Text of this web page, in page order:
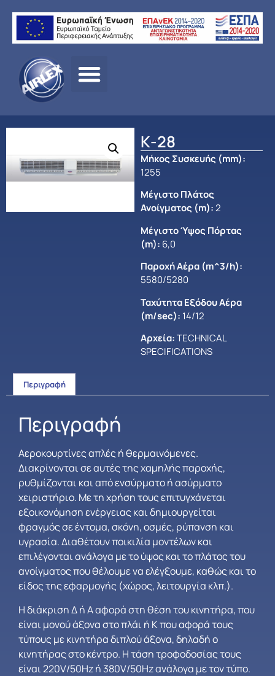
σελίδα/
Κ-28
Μήκος Συσκευής (mm):
1255
Μέγιστο Πλάτος
Ανοίγματος (m):2
Μέγιστο Ύψος Πόρτας
(m): 6,0
Παροχή Αέρα (m^3/h):
5580/5280
Ταχύτητα Εξόδου Αέρα
(m/sec): 14/12
Αρχεία:TECHNICAL
SPECIFICATIONS
Περιγραφή
Περιγραφή
Αεροκουρτίνες απλές ή θερμαινόμενες.
Διακρίνονται σε αυτές της χαμηλής παροχής,
ρυθμίζονται και από ενσύρματο ή ασύρματο
χειριστήριο. Με τη χρήση τους επιτυγχάνεται
εξοικονόμηση ενέργειας και δημιουργείται
φραγμός σε έντομα, σκόνη, οσμές, ρύπανση και
υγρασία. Διαθέτουν ποικιλία μοντέλων και
επιλέγονται ανάλογα με το ύψος και το πλάτος του
ανοίγματος που θέλουμε να ελέγξουμε, καθώς και το
είδος της εφαρμογής (χώρος, λειτουργία κλπ.).
Η διάκριση Δ ή Α αφορά στη θέση του κινητήρα, που
είναι μονού άξονα στο πλάι ή Κ που αφορά τους
τύπους με κινητήρα διπλού άξονα, δηλαδή ο
κινητήρας στο κέντρο. Η τάση τροφοδοσίας τους
είναι 220V/50Hz ή 380V/50Hz ανάλογα με τον τύπο.